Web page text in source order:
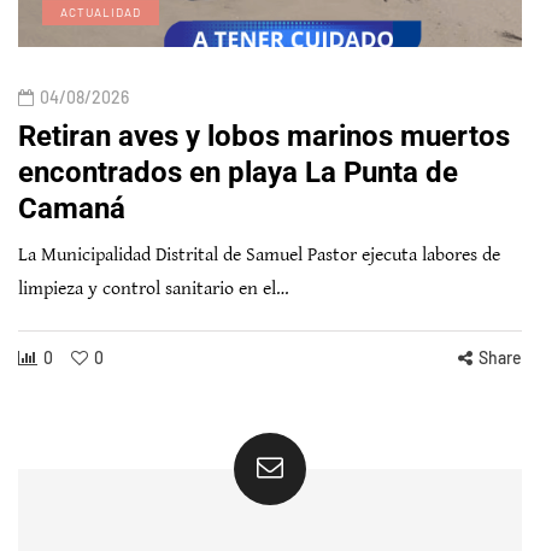
ACTUALIDAD
04/08/2026
Retiran aves y lobos marinos muertos
encontrados en playa La Punta de
Camaná
La Municipalidad Distrital de Samuel Pastor ejecuta labores de
limpieza y control sanitario en el…
0 0 Share